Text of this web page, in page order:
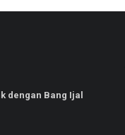
dengan Bang Ijal